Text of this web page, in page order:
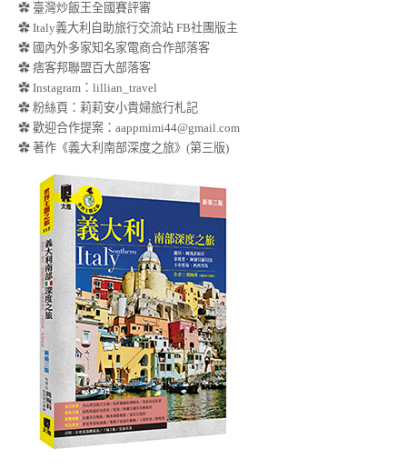
✿ 臺灣炒飯王全國賽評審
✿ Italy義大利自助旅行交流站 FB社團版主
✿ 國內外多家知名家電商合作部落客
✿ 痞客邦聯盟百大部落客
✿ Instagram：lillian_travel
✿ 粉絲頁：莉莉安小貴婦旅行札記
✿ 歡迎合作提案： aappmimi44@gmail.com
✿ 著作《義大利南部深度之旅》(第三版)